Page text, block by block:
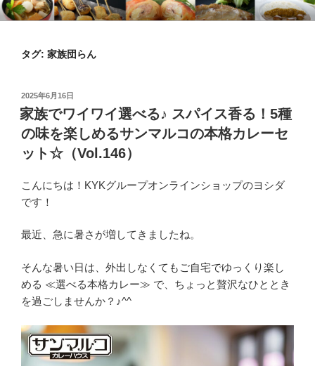
コ
ン
KYKオンラインブログ
特集 ～オンラインショップ～
タグ: 家族団らん
投
稿
日:
2025年6月16日
家族でワイワイ選べる♪ スパイス香る！5種
の味を楽しめるサンマルコの本格カレーセ
ット☆（Vol.146）
こんにちは！KYKグループオンラインショップのヨシダ
です！
最近、急に暑さが増してきましたね。
そんな暑い日は、外出しなくてもご自宅でゆっくり楽し
める ≪選べる本格カレー≫ で、ちょっと贅沢なひととき
を過ごしませんか？♪^^